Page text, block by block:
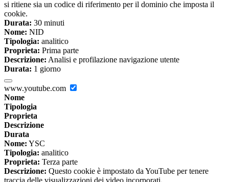
si ritiene sia un codice di riferimento per il dominio che imposta il
cookie.
Durata: 30 minuti
Nome: NID
Tipologia: analitico
Proprieta: Prima parte
Descrizione: Analisi e profilazione navigazione utente
Durata: 1 giorno
www.youtube.com
Nome
Tipologia
Proprieta
Descrizione
Durata
Nome: YSC
Tipologia: analitico
Proprieta: Terza parte
Descrizione: Questo cookie è impostato da YouTube per tenere